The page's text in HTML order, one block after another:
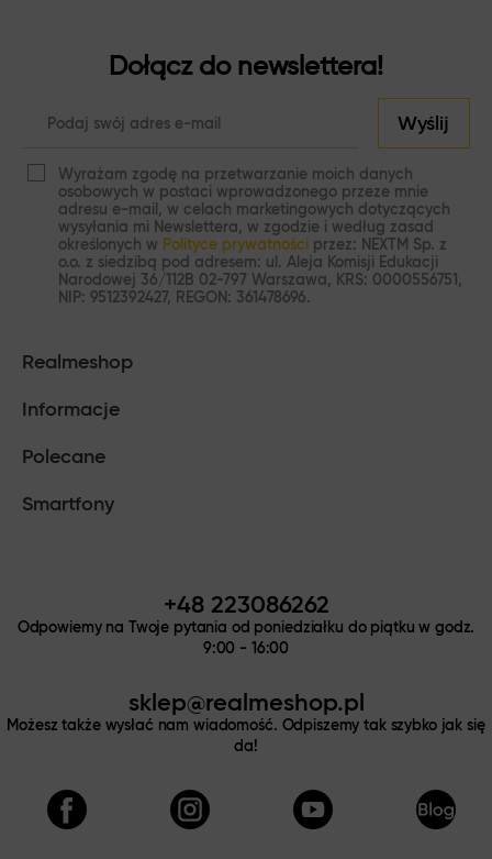
Realmeshop
Informacje
Polecane
Smartfony
Dołącz do newslettera!
Wyślij
Wyrażam zgodę na przetwarzanie moich danych
osobowych w postaci wprowadzonego przeze mnie
adresu e-mail, w celach marketingowych dotyczących
wysyłania mi Newslettera, w zgodzie i według zasad
określonych w Polityce prywatności przez: NEXTM Sp. z
o.o. z siedzibą pod adresem: ul. Aleja Komisji Edukacji
Narodowej 36/112B 02-797 Warszawa, KRS: 0000556751,
NIP: 9512392427, REGON: 361478696.
+48 223086262
Odpowiemy na Twoje pytania od poniedziałku do piątku w godz.
9:00 - 16:00
sklep@realmeshop.pl
Możesz także wysłać nam wiadomość. Odpiszemy tak szybko jak się
da!